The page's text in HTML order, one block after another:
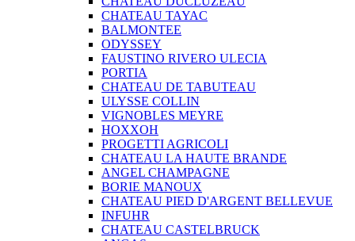
CHATEAU TAYAC
BALMONTEE
ODYSSEY
FAUSTINO RIVERO ULECIA
PORTIA
CHATEAU DE TABUTEAU
ULYSSE COLLIN
VIGNOBLES MEYRE
HOXXOH
PROGETTI AGRICOLI
CHATEAU LA HAUTE BRANDE
ANGEL CHAMPAGNE
BORIE MANOUX
CHATEAU PIED D'ARGENT BELLEVUE
INFUHR
CHATEAU CASTELBRUCK